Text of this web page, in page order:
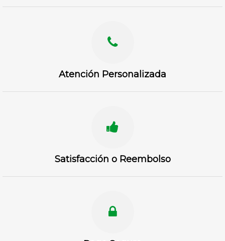
Atención Personalizada
Satisfacción o Reembolso